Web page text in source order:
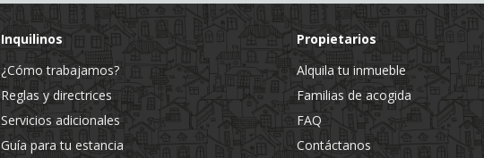
Inquilinos
¿Cómo trabajamos?
Reglas y directrices
Servicios adicionales
Guía para tu estancia
Propietarios
Alquila tu inmueble
Familias de acogida
FAQ
Contáctanos